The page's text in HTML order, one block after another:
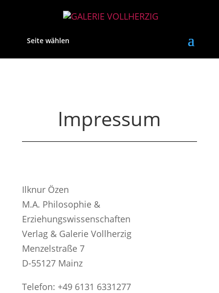
Seite wählen
Impressum
Ilknur Özen
M.A. Philosophie &
Erziehungswissenschaften
Verlag & Galerie Vollherzig
Menzelstraße 7
D-55127 Mainz
Telefon: +49 6131 6331277